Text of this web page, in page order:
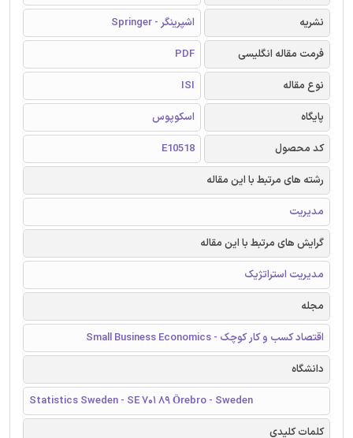
نشریه
اشپرینگر - Springer
فرمت مقاله انگلیسی
PDF
نوع مقاله
ISI
پایگاه
اسکوپوس
کد محصول
E10518
رشته های مرتبط با این مقاله
مدیریت
گرایش های مرتبط با این مقاله
مدیریت استراتژیک
مجله
اقتصاد کسب و کار کوچک - Small Business Economics
دانشگاه
Statistics Sweden - SE 701 89 Örebro - Sweden
کلمات کلیدی